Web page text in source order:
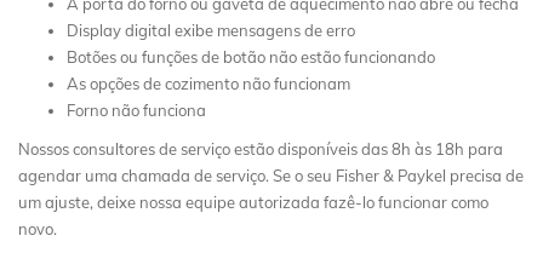
Display digital exibe mensagens de erro
Botões ou funções de botão não estão funcionando
As opções de cozimento não funcionam
Forno não funciona
Nossos consultores de serviço estão disponíveis das 8h às 18h para
agendar uma chamada de serviço. Se o seu Fisher & Paykel precisa de
um ajuste, deixe nossa equipe autorizada fazê-lo funcionar como
novo.